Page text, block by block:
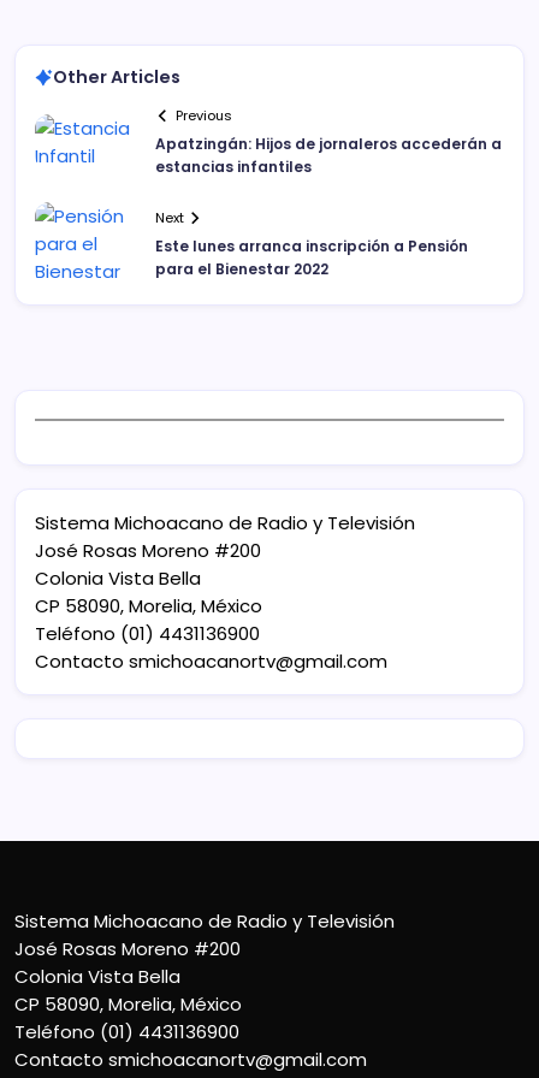
Other Articles
Previous
Apatzingán: Hijos de jornaleros accederán a
estancias infantiles
Next
Este lunes arranca inscripción a Pensión
para el Bienestar 2022
Sistema Michoacano de Radio y Televisión
José Rosas Moreno #200
Colonia Vista Bella
CP 58090, Morelia, México
Teléfono (01) 4431136900
Contacto smichoacanortv@gmail.com
Sistema Michoacano de Radio y Televisión
José Rosas Moreno #200
Colonia Vista Bella
CP 58090, Morelia, México
Teléfono (01) 4431136900
Contacto smichoacanortv@gmail.com